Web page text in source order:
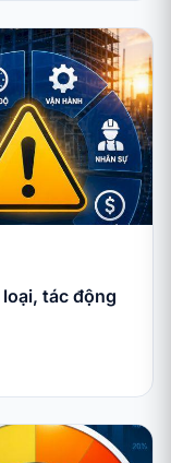
loại, tác động